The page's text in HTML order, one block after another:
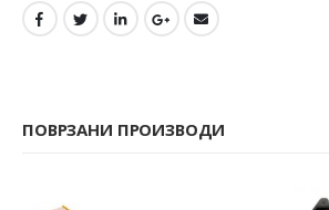
ПОВРЗАНИ ПРОИЗВОДИ